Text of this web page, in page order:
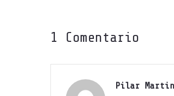
1 Comentario
Pilar